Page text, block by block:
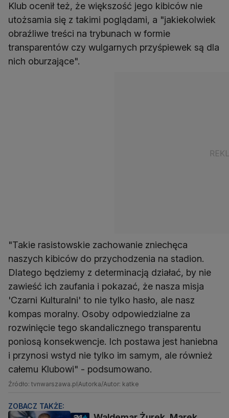
Klub ocenił też, że większość jego kibiców nie
utożsamia się z takimi poglądami, a "jakiekolwiek
obraźliwe treści na trybunach w formie
transparentów czy wulgarnych przyśpiewek są dla
nich oburzające".
"Takie rasistowskie zachowanie zniechęca
naszych kibiców do przychodzenia na stadion.
Dlatego będziemy z determinacją działać, by nie
zawieść ich zaufania i pokazać, że nasza misja
'Czarni Kulturalni' to nie tylko hasło, ale nasz
kompas moralny. Osoby odpowiedzialne za
rozwinięcie tego skandalicznego transparentu
poniosą konsekwencje. Ich postawa jest haniebna
i przynosi wstyd nie tylko im samym, ale również
całemu Klubowi" - podsumowano.
Źródło: tvnwarszawa.plAutorka/Autor: katke
ZOBACZ TAKŻE: